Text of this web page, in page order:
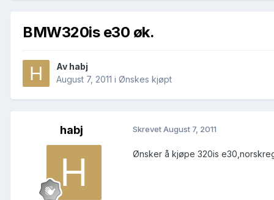
BMW320is e30 øk.
Av habj
August 7, 2011 i Ønskes kjøpt
habj SkrevetAugust 7, 2011
Ønsker å kjøpe 320is